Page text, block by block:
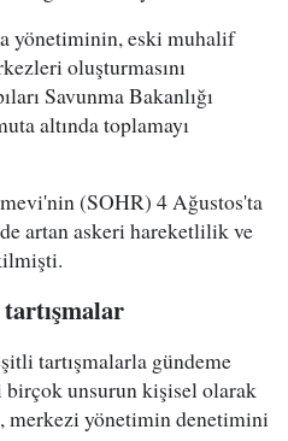
yönetiminin, eski muhalif
oluşturmasını
Savunma Bakanlığı
altında toplamayı
(SOHR) 4 Ağustos'ta
artan askeri hareketlilik ve
tartışmalarla gündeme
unsurun kişisel olarak
merkezi yönetimin denetimini